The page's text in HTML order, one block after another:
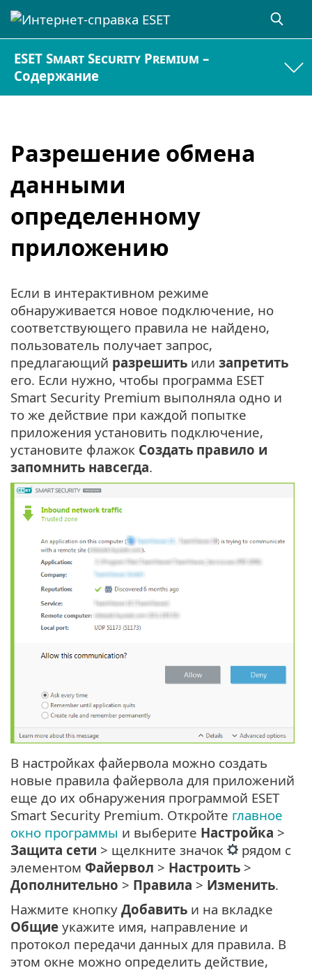
ESET Smart Security Premium –
Содержание
Разрешение обмена
данными
определенному
приложению
Если в интерактивном режиме
обнаруживается новое подключение, но
соответствующего правила не найдено,
пользователь получает запрос,
предлагающий разрешить или запретить
его. Если нужно, чтобы программа ESET
Smart Security Premium выполняла одно и
то же действие при каждой попытке
приложения установить подключение,
установите флажок Создать правило и
запомнить навсегда.
В настройках файервола можно создать
новые правила файервола для приложений
еще до их обнаружения программой ESET
Smart Security Premium. Откройте главное
окно программы и выберите Настройка >
Защита сети > щелкните значок
рядом с
элементом Файервол > Настроить >
Дополнительно > Правила > Изменить.
Нажмите кнопку Добавить и на вкладке
Общие укажите имя, направление и
протокол передачи данных для правила. В
этом окне можно определить действие,